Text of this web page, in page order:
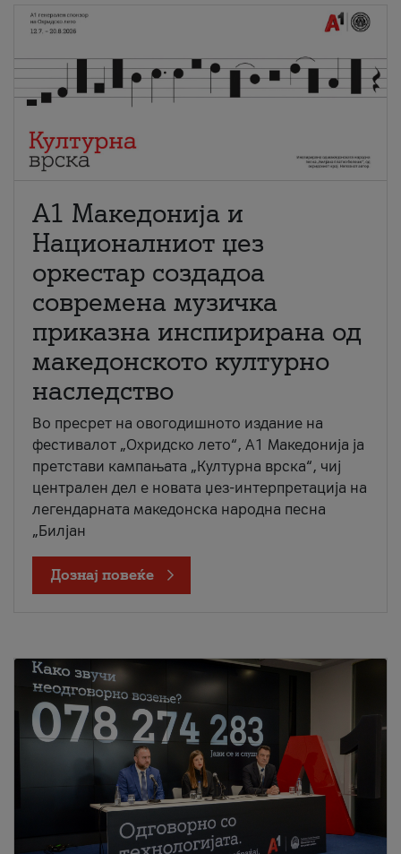
А1 Македонија и
Националниот џез
оркестар создадоа
современа музичка
приказна инспирирана од
македонското културно
наследство
Во пресрет на овогодишното издание на
фестивалот „Охридско лето“, А1 Македонија ја
претстави кампањата „Културна врска“, чиј
централен дел е новата џез-интерпретација на
легендарната македонска народна песна
„Билјан
Дознај повеќе